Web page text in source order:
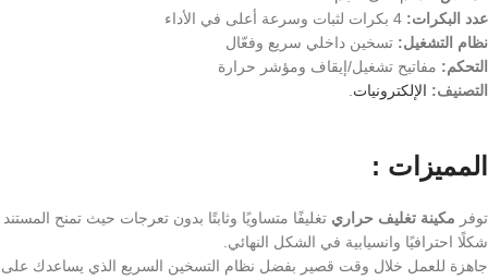
عدد البكرات:
نظام التشغيل: تسخين داخلي سريع وفعّال
التحكم: مفاتيح تشغيل/إيقاف ومؤشر حرارة
التصنيف: الإلكترونيات.
المميزات :
توفر مكينة تغليف حراري تغليفًا متساويًا وثابتًا بدون تعرجات حيث تمنح المستند
شكلًا احترافيًا وانسيابية في الشكل النهائي.
جاهزة للعمل خلال وقت قصير بفضل نظام التسخين السريع الذي يساعدك على